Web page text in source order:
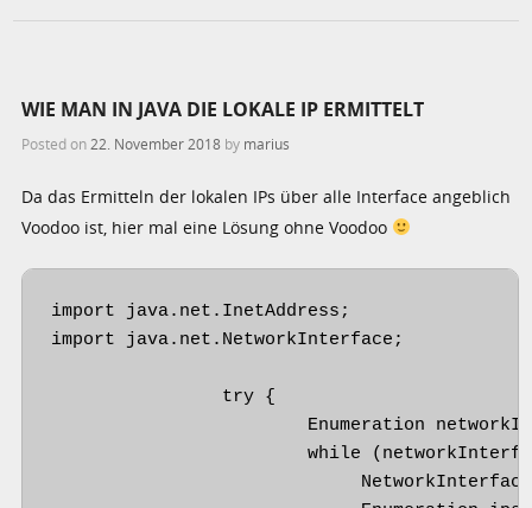
WIE MAN IN JAVA DIE LOKALE IP ERMITTELT
Posted on 22. November 2018 by marius
Da das Ermitteln der lokalen IPs über alle Interface angeblich
Voodoo ist, hier mal eine Lösung ohne Voodoo
import java.net.InetAddress;
import java.net.NetworkInterface;
                try {